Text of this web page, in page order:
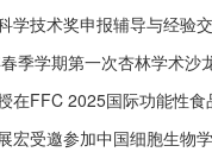
学技术奖申报辅导与经验
季学期第一次杏林学术沙
在FFC 2025国际功能性
宏受邀参加中国细胞生物